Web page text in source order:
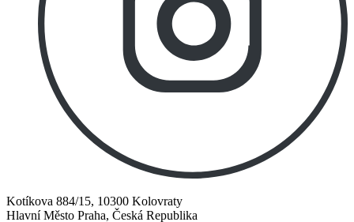
Kotíkova 884/15, 10300 Kolovraty
Hlavní Město Praha, Česká Republika